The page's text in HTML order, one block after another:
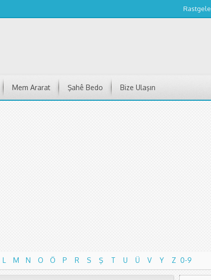
Rastgele
Mem Ararat Şahê Bedo Bize Ulaşın
L M N O Ö P R S Ş T U Ü V Y Z 0-9
L M N O Ö P R S Ş T U Ü V Y Z 0-9